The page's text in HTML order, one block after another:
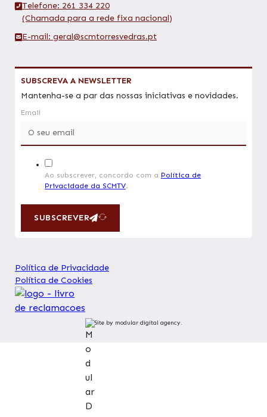
Telefone: 261 334 220
(Chamada para a rede fixa nacional)
E-mail: geral@scmtorresvedras.pt
SUBSCREVA A NEWSLETTER
Mantenha-se a par das nossas iniciativas e novidades.
Email
Ao subscrever, concordo com a Política de
Privacidade da SCMTV.
SUBSCREVER
Política de Privacidade
Política de Cookies
Site by modular digital agency.